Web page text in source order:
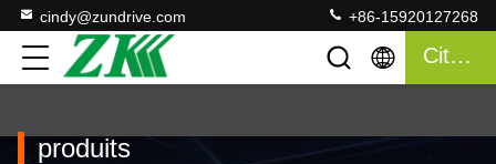
cindy@zundrive.com +86-15920127268
Citation
produits